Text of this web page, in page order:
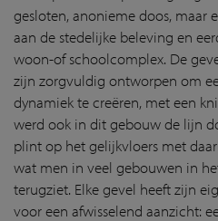
gesloten, anonieme doos, maar
aan de stedelijke beleving en
woon-of schoolcomplex. De
zijn zorgvuldig ontworpen om
dynamiek te creëren, met een
werd ook in dit gebouw de lijn
plint op het gelijkvloers met
wat men in veel gebouwen in
terugziet. Elke gevel heeft zijn
voor een afwisselend aanzicht: